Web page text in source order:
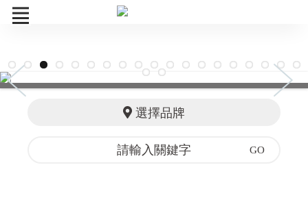
UP
選擇品牌